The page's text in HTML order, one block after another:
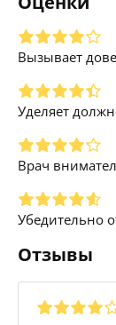
Вызывает
Уделяет
Врач
Убедительно
Отзывы